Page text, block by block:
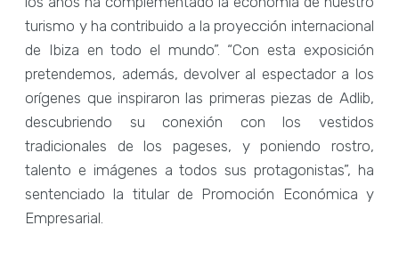
turismo y ha contribuido a la proyección internacional
de Ibiza en todo el mundo”. “Con esta exposición
pretendemos, además, devolver al espectador a los
orígenes que inspiraron las primeras piezas de Adlib,
descubriendo su conexión con los vestidos
tradicionales de los pageses, y poniendo rostro,
talento e imágenes a todos sus protagonistas”, ha
sentenciado la titular de Promoción Económica y
Empresarial.